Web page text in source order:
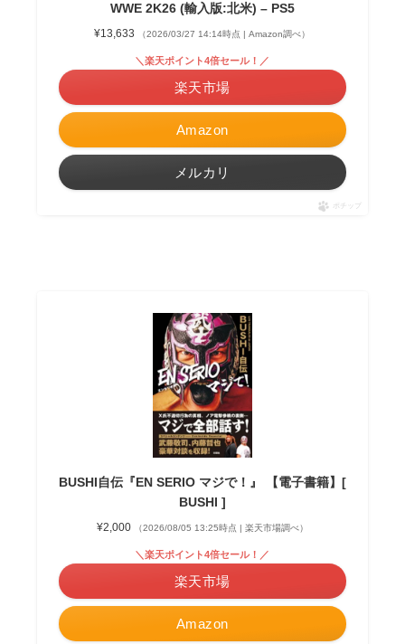
WWE 2K26 (輸入版:北米) – PS5
¥13,633 （2026/03/27 14:14時点 | Amazon調べ）
Amazon
＼楽天ポイント4倍セール！／
楽天市場
メルカリ
ポチップ
BUSHI自伝『EN SERIO マジで！』 【電子書籍】[
BUSHI ]
¥2,000 （2026/08/05 13:25時点 | 楽天市場調べ）
Amazon
＼楽天ポイント4倍セール！／
楽天市場